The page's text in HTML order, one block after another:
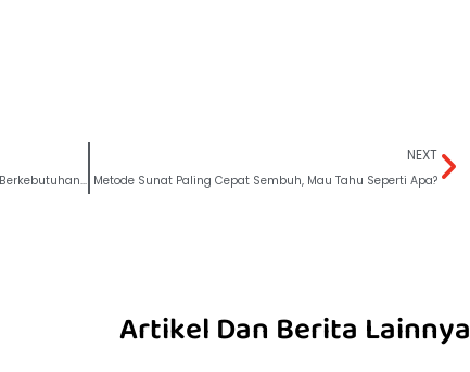
Rumah Sunat Jatiasih Melayani Sunat Anak Berkebutuhan Khusus, Seperti Apa? Disimak Yuk!
NEXT
Metode Sunat Paling Cepat Sembuh, Mau Tahu Seperti Apa?
Artikel Dan Berita Lainnya